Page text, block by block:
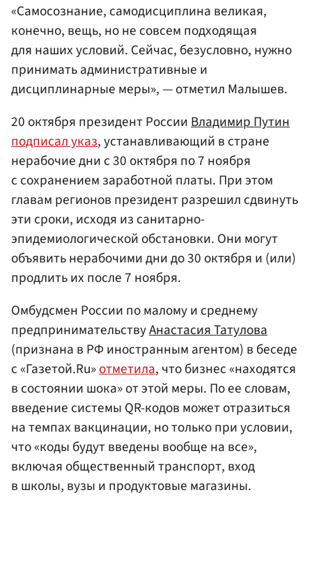
«Самосознание, самодисциплина великая,
конечно, вещь, но не совсем подходящая
для наших условий. Сейчас, безусловно, нужно
принимать административные и
дисциплинарные меры», — отметил Малышев.
20 октября президент РоссииВладимир Путин
подписал указ, устанавливающий в стране
нерабочие дни с 30 октября по 7 ноября
с сохранением заработной платы. При этом
главам регионов президент разрешил сдвинуть
эти сроки, исходя из санитарно-
эпидемиологической обстановки. Они могут
объявить нерабочими дни до 30 октября и (или)
продлить их после 7 ноября.
Омбудсмен России по малому и среднему
предпринимательствуАнастасия Татулова
(признана в РФ иностранным агентом) в беседе
с «Газетой.Ru»отметила, что бизнес «находятся
в состоянии шока» от этой меры. По ее словам,
введение системы QR-кодов может отразиться
на темпах вакцинации, но только при условии,
что «коды будут введены вообще на все»,
включая общественный транспорт, вход
в школы, вузы и продуктовые магазины.